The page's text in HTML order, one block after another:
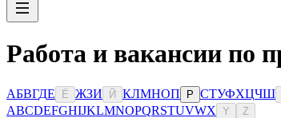
Работа и вакансии по
АБВГДЕ Ё ЖЗИ Й КЛМНОП Р СТУФХЦЧШ
ABCDEFGHIJKLMNOPQRSTUVWX Y Z